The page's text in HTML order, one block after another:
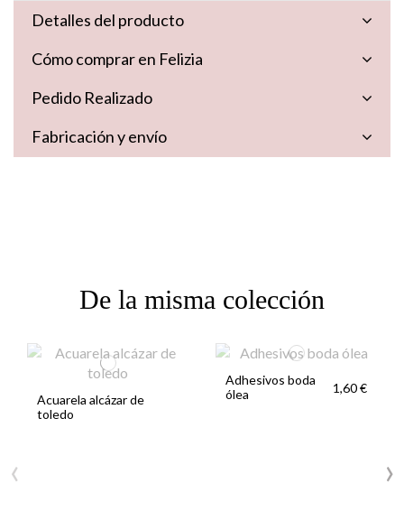
Detalles del producto
Cómo comprar en Felizia
Pedido Realizado
Fabricación y envío
De la misma colección
Acuarela alcázar de
toledo
Adhesivos boda
ólea
1,60 €
‹ ›